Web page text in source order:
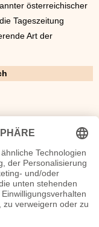
österreichischer
Tageszeitung
Art der